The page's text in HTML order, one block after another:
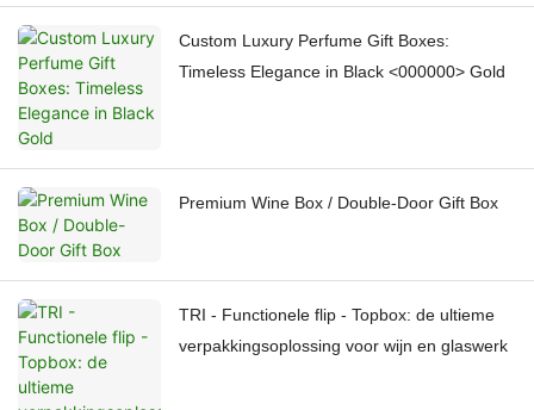
Custom Luxury Perfume Gift Boxes:
Timeless Elegance in Black <000000> Gold
Premium Wine Box / Double-Door Gift Box
TRI - Functionele flip - Topbox: de ultieme
verpakkingsoplossing voor wijn en glaswerk